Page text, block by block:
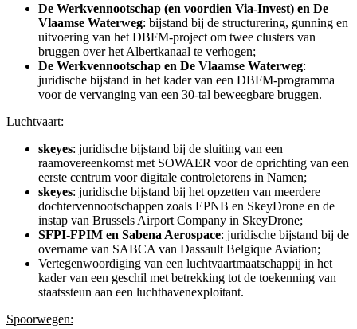
De Werkvennootschap (en voordien Via-Invest) en De
Vlaamse Waterweg: bijstand bij de structurering, gunning en
uitvoering van het DBFM-project om twee clusters van
bruggen over het Albertkanaal te verhogen;
De Werkvennootschap en De Vlaamse Waterweg:
juridische bijstand in het kader van een DBFM-programma
voor de vervanging van een 30-tal beweegbare bruggen.
Luchtvaart:
skeyes: juridische bijstand bij de sluiting van een
raamovereenkomst met SOWAER voor de oprichting van een
eerste centrum voor digitale controletorens in Namen;
skeyes: juridische bijstand bij het opzetten van meerdere
dochtervennootschappen zoals EPNB en SkeyDrone en de
instap van Brussels Airport Company in SkeyDrone;
SFPI-FPIM en Sabena Aerospace: juridische bijstand bij de
overname van SABCA van Dassault Belgique Aviation;
Vertegenwoordiging van een luchtvaartmaatschappij in het
kader van een geschil met betrekking tot de toekenning van
staatssteun aan een luchthavenexploitant.
Spoorwegen: